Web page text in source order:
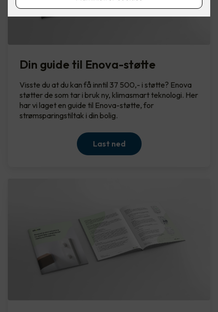
Din guide til Enova-støtte
Visste du at du kan få inntil 37 500,- i støtte? Enova
støtter de som tar i bruk ny, klimasmart teknologi. Her
har vi laget en guide til Enova-støtte, for
strømsparingstiltak i din bolig.
Last ned